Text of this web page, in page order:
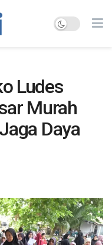
Ludes
Murah
Daya